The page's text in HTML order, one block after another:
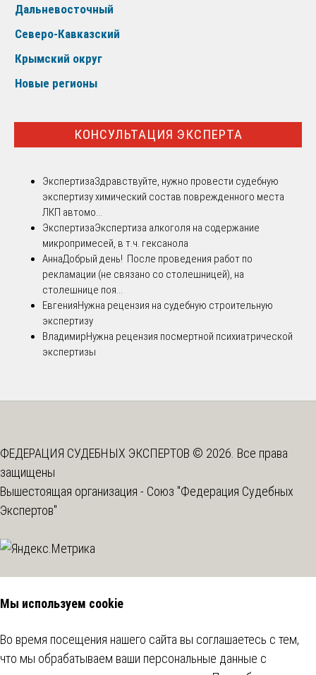
Дальневосточный
Северо-Кавказский
Крымский округ
Новые регионы
КОНСУЛЬТАЦИЯ ЭКСПЕРТА
ЭкспертизаЗдравствуйте, нужно провести судебную
экспертизу химический состав поврежденного места
ЛКП автомо...
ЭкспертизаЭкспертиза алкоголя на содержание
микропримесей, в т.ч. гексанола
АннаДобрый день! После проведения работ по
рекламации (не связано со столешницей), на
столешнице поя...
ЕвгенияНужна рецензия на судебную строительную
экспертизу
ВладимирНужна рецензия посмертной психиатрической
экспертизы
ФЕДЕРАЦИЯ СУДЕБНЫХ ЭКСПЕРТОВ © 2026. Все права
защищены
Вышестоящая организация - Союз "Федерация Судебных
Экспертов"
Мы используем cookie
Во время посещения нашего сайта вы соглашаетесь с тем,
что мы обрабатываем ваши персональные данные с